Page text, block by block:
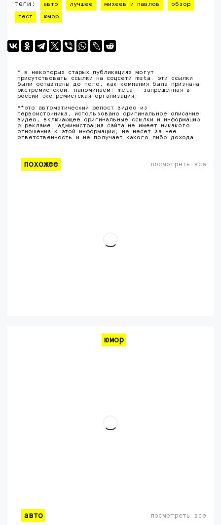
теги: авто лучшее михеев и павлов обзор
тест юмор
* в некоторых старых публикациях могут
присутствовать ссылки на соцсети meta. эти ссылки
были оставлены до того, как компания была признана
экстремистской. напоминаем: meta - запрещенная в
россии экстремистская организация.
**это автоматический репост видео из
первоисточника, использовано оригинальное описание
видео, включающее оригинальные ссылки и информацию
о рекламе. администрация сайта не имеет никакого
отношения к этой информации, не несет за нее
ответственность и не получает какого либо дохода.
похожее посмотреть все
юмор
авто посмотреть все